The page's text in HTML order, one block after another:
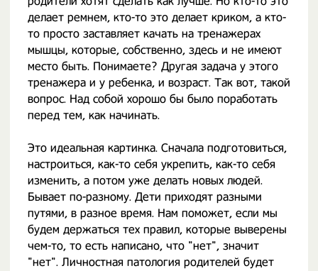
делает ремнем, кто-то это делает криком, а кто-
то просто заставляет качать на тренажерах
мышцы, которые, собственно, здесь и не имеют
место быть. Понимаете? Другая задача у этого
тренажера и у ребенка, и возраст. Так вот, такой
вопрос. Над собой хорошо бы было поработать
перед тем, как начинать.
Это идеальная картинка. Сначала подготовиться,
настроиться, как-то себя укрепить, как-то себя
изменить, а потом уже делать новых людей.
Бывает по-разному. Дети приходят разными
путями, в разное время. Нам поможет, если мы
будем держаться тех правил, которые выверены
чем-то, то есть написано, что "нет", значит
"нет". Личностная патология родителей будет